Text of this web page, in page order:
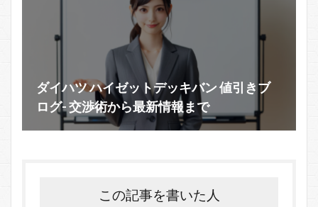
ダイハツ ハイゼットデッキバン 値引きブ
ログ- 交渉術から最新情報まで
この記事を書いた人